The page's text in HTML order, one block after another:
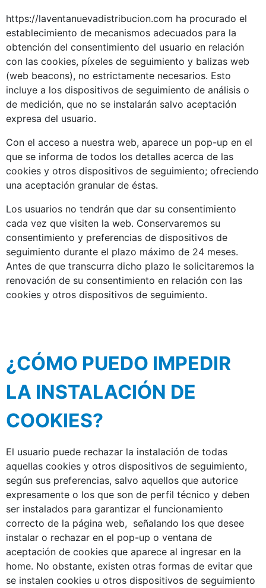
https://laventanuevadistribucion.com ha procurado el
establecimiento de mecanismos adecuados para la
obtención del consentimiento del usuario en relación
con las cookies, píxeles de seguimiento y balizas web
(web beacons), no estrictamente necesarios. Esto
incluye a los dispositivos de seguimiento de análisis o
de medición, que no se instalarán salvo aceptación
expresa del usuario.
Con el acceso a nuestra web, aparece un pop-up en el
que se informa de todos los detalles acerca de las
cookies y otros dispositivos de seguimiento; ofreciendo
una aceptación granular de éstas.
Los usuarios no tendrán que dar su consentimiento
cada vez que visiten la web. Conservaremos su
consentimiento y preferencias de dispositivos de
seguimiento durante el plazo máximo de 24 meses.
Antes de que transcurra dicho plazo le solicitaremos la
renovación de su consentimiento en relación con las
cookies y otros dispositivos de seguimiento.
¿CÓMO PUEDO IMPEDIR
LA INSTALACIÓN DE
COOKIES?
El usuario puede rechazar la instalación de todas
aquellas cookies y otros dispositivos de seguimiento,
según sus preferencias, salvo aquellos que autorice
expresamente o los que son de perfil técnico y deben
ser instalados para garantizar el funcionamiento
correcto de la página web, señalando los que desee
instalar o rechazar en el pop-up o ventana de
aceptación de cookies que aparece al ingresar en la
home. No obstante, existen otras formas de evitar que
se instalen cookies u otros dispositivos de seguimiento